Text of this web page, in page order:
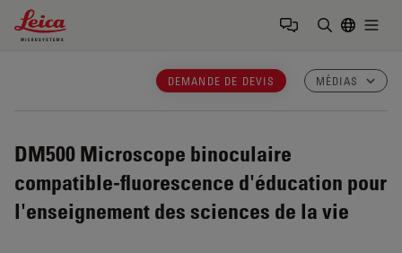
Leica Microsystems Logo
DEMANDE DE DEVIS MÉDIAS
DM500 Microscope binoculaire
compatible-fluorescence d'éducation pour
l'enseignement des sciences de la vie